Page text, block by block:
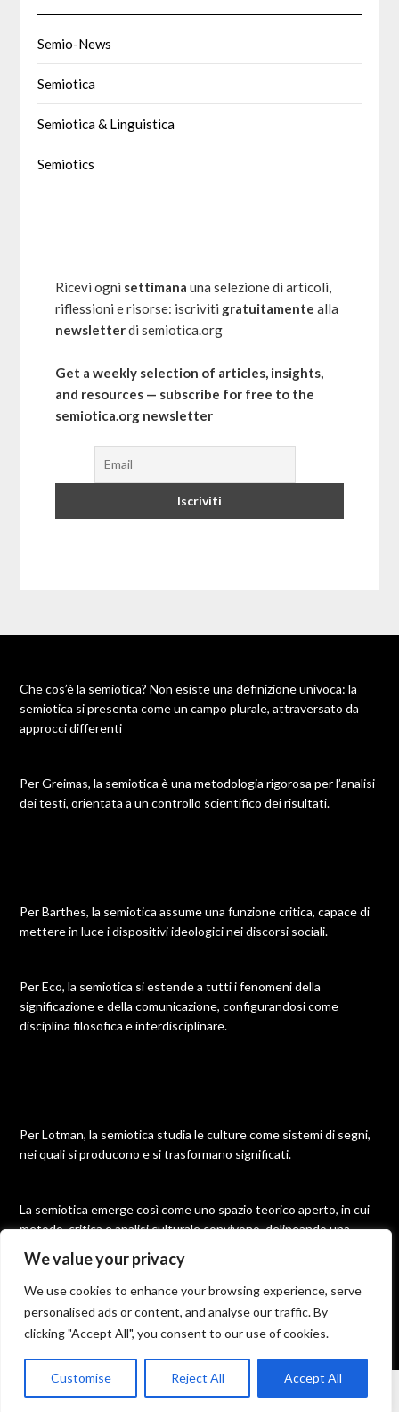
We value your privacy
We use cookies to enhance your browsing experience, serve
personalised ads or content, and analyse our traffic. By
clicking "Accept All", you consent to our use of cookies.
Customise Reject All Accept All
Semio-News
Semiotica
Semiotica & Linguistica
Semiotics
Ricevi ogni settimana una selezione di articoli,
riflessioni e risorse: iscriviti gratuitamente alla
newsletterdi semiotica.org
Get a weekly selection of articles, insights,
and resources — subscribe for free to the
semiotica.org newsletter
Che cos’è la semiotica? Non esiste una definizione univoca: la
semiotica si presenta come un campo plurale, attraversato da
approcci differenti
Per Greimas, la semiotica è una metodologia rigorosa per l’analisi
dei testi, orientata a un controllo scientifico dei risultati.
Per Barthes, la semiotica assume una funzione critica, capace di
mettere in luce i dispositivi ideologici nei discorsi sociali.
Per Eco, la semiotica si estende a tutti i fenomeni della
significazione e della comunicazione, configurandosi come
disciplina filosofica e interdisciplinare.
Per Lotman, la semiotica studia le culture come sistemi di segni,
nei quali si producono e si trasformano significati.
La semiotica emerge così come uno spazio teorico aperto, in cui
metodo, critica e analisi culturale convivono, delineando una
disciplina molteplice e in continua evoluzione.
©2026 Semiotica| Built using WordPress andResponsive
Blogily
From the science of signs to the semiotics of the text. The